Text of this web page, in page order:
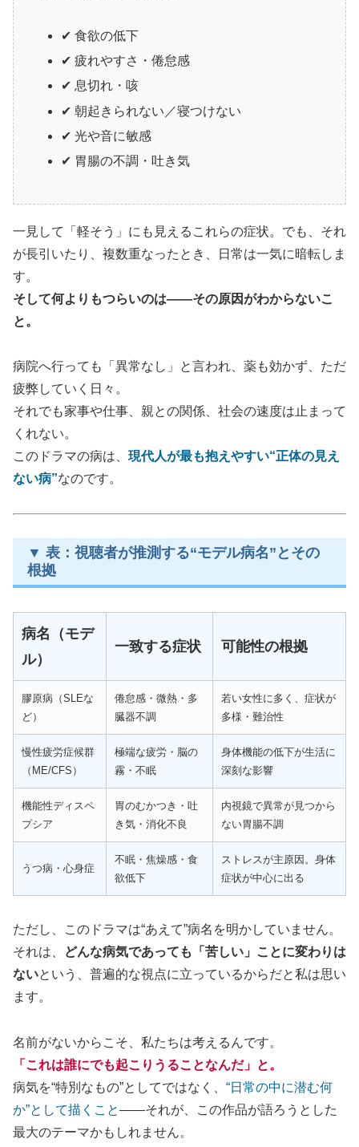
✔ 食欲の低下
✔ 疲れやすさ・倦怠感
✔ 息切れ・咳
✔ 朝起きられない／寝つけない
✔ 光や音に敏感
✔ 胃腸の不調・吐き気
一見して「軽そう」にも見えるこれらの症状。でも、それ
が長引いたり、複数重なったとき、日常は一気に暗転しま
す。
そして何よりもつらいのは——その原因がわからないこ
と。
病院へ行っても「異常なし」と言われ、薬も効かず、ただ
疲弊していく日々。
それでも家事や仕事、親との関係、社会の速度は止まって
くれない。
このドラマの病は、 現代人が最も抱えやすい“正体の見え
ない病”なのです。
▼ 表：視聴者が推測する“モデル病名”とその
根拠
病名（モデ
ル）
一致する症状 可能性の根拠
膠原病（SLEな
ど）
倦怠感・微熱・多
臓器不調
若い女性に多く、症状が
多様・難治性
慢性疲労症候群
（ME/CFS）
極端な疲労・脳の
霧・不眠
身体機能の低下が生活に
深刻な影響
機能性ディスペ
プシア
胃のむかつき・吐
き気・消化不良
内視鏡で異常が見つから
ない胃腸不調
うつ病・心身症
不眠・焦燥感・食
欲低下
ストレスが主原因。身体
症状が中心に出る
ただし、このドラマは“あえて”病名を明かしていません。
それは、
どんな病気であっても「苦しい」ことに変わりは
ないという、普遍的な視点に立っているからだと私は思い
ます。
名前がないからこそ、私たちは考えるんです。
「これは誰にでも起こりうることなんだ」と。
病気を“特別なもの”としてではなく、 “日常の中に潜む何
か”として描くこと——それが、この作品が語ろうとした
最大のテーマかもしれません。